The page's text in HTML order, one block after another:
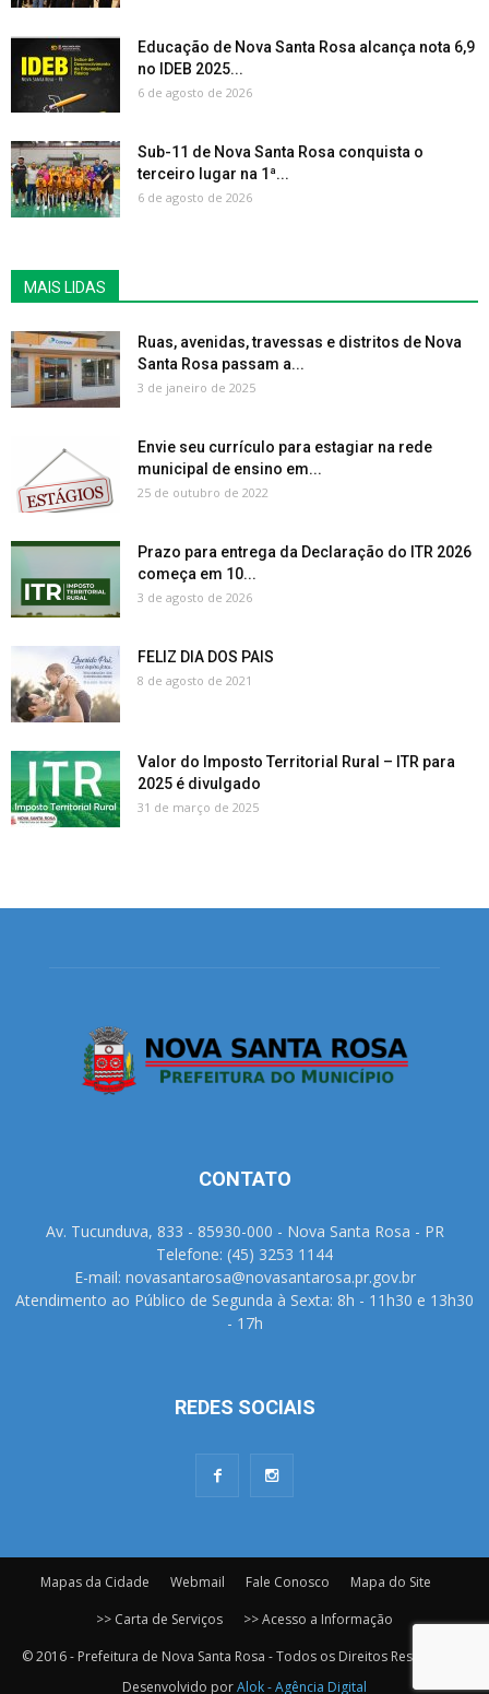
Educação de Nova Santa Rosa alcança nota 6,9
no IDEB 2025...
6 de agosto de 2026
Sub-11 de Nova Santa Rosa conquista o
terceiro lugar na 1ª...
6 de agosto de 2026
MAIS LIDAS
Ruas, avenidas, travessas e distritos de Nova
Santa Rosa passam a...
3 de janeiro de 2025
Envie seu currículo para estagiar na rede
municipal de ensino em...
25 de outubro de 2022
Prazo para entrega da Declaração do ITR 2026
começa em 10...
3 de agosto de 2026
FELIZ DIA DOS PAIS
8 de agosto de 2021
Valor do Imposto Territorial Rural – ITR para
2025 é divulgado
31 de março de 2025
CONTATO
Av. Tucunduva, 833 - 85930-000 - Nova Santa Rosa - PR
Telefone: (45) 3253 1144
E-mail: novasantarosa@novasantarosa.pr.gov.br
Atendimento ao Público de Segunda à Sexta: 8h - 11h30 e 13h30
- 17h
REDES SOCIAIS
Mapas da Cidade Webmail Fale Conosco
Mapa do Site
>> Carta de Serviços
>> Acesso a Informação
© 2016 - Prefeitura de Nova Santa Rosa - Todos os Direitos Reservados.
Desenvolvido porAlok - Agência Digital